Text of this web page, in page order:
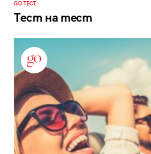
GO ТЕСТ
Тест на тест